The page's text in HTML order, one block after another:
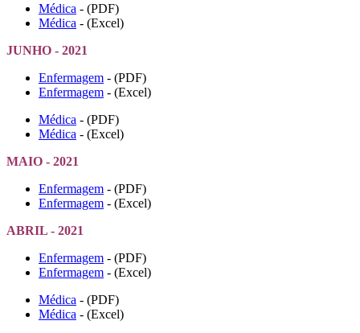
Médica - (PDF)
Médica - (Excel)
JUNHO - 2021
Enfermagem - (PDF)
Enfermagem - (Excel)
Médica - (PDF)
Médica - (Excel)
MAIO - 2021
Enfermagem - (PDF)
Enfermagem - (Excel)
ABRIL - 2021
Enfermagem - (PDF)
Enfermagem - (Excel)
Médica - (PDF)
Médica - (Excel)